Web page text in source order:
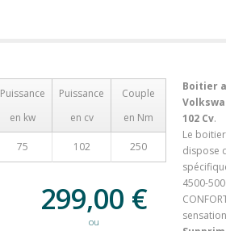
Puissance
en kw
Puissance
en cv
Couple
en Nm
75 102 250
299,00 €
ou
Boitier
102 Cv.
Le boitier
dispose
4500-